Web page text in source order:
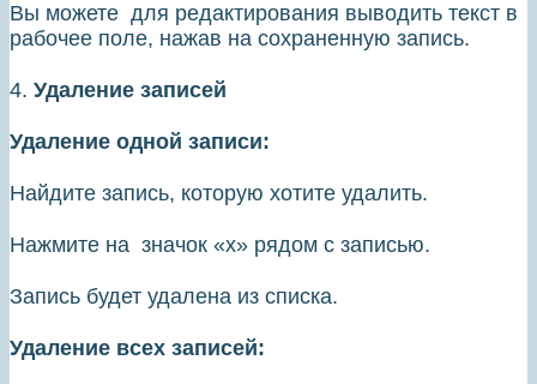
Вы можете для редактирования выводить текст в
рабочее поле, нажав на сохраненную запись.
4. Удаление записей
Удаление одной записи:
Найдите запись, которую хотите удалить.
Нажмите на значок «х» рядом с записью.
Запись будет удалена из списка.
Удаление всех записей: